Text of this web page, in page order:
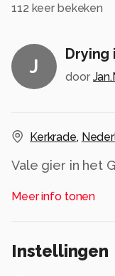
112 keer bekeken
J
Drying
door
Kerkrade,
Vale gier in het
Alle rechten voorbehouden
Meer info tonen
Instellingen